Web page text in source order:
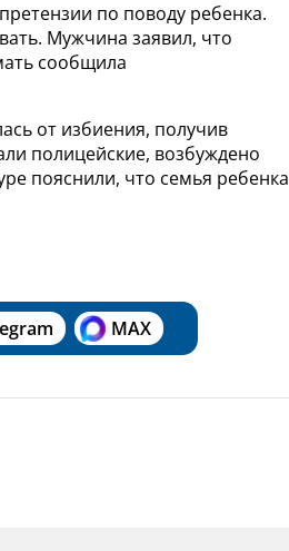
по поводу ребенка.
Мужчина заявил, что
сообщила
от избиения, получив
полицейские, возбуждено
пояснили, что семья ребенка
MAX